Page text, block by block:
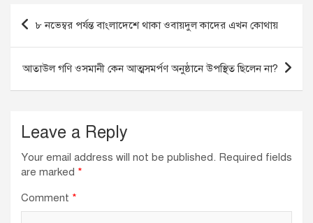
Post
navigation
৮ নভেম্বর পর্যন্ত বাংলাদেশে থাকা ওবায়দুল কাদের এখন কোথায়
আতাউল গণি ওসমানী কেন আত্মসমর্পণ অনুষ্ঠানে উপস্থিত ছিলেন না?
Leave a Reply
Your email address will not be published. Required fields
are marked *
Comment *